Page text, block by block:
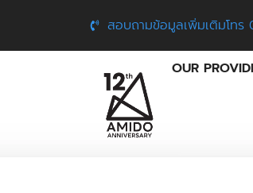
สอบถามข้อมูลเพิ่มเติมโท
OUR